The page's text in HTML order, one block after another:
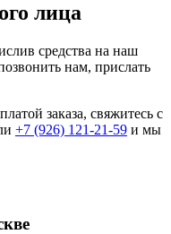
лица
средства на наш
нам, прислать
заказа, свяжитесь с
+7 (926) 121-21-59 и мы